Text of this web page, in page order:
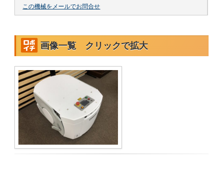
この機械をメールでお問合せ
画像一覧 クリックで拡大